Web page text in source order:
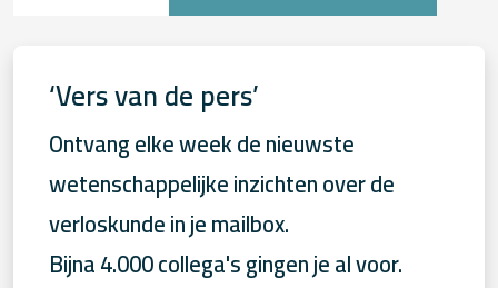
‘Vers van de pers’
Ontvang elke week de nieuwste
wetenschappelijke inzichten over de
verloskunde in je mailbox.
Bijna 4.000 collega's gingen je al voor.